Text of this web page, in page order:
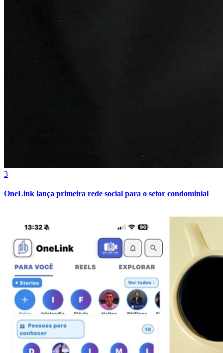
Vitória
3
OneLink lança primeira rede social para o setor condominial